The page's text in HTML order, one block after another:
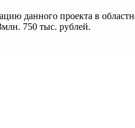
данного проекта в
750 тыс. рублей.